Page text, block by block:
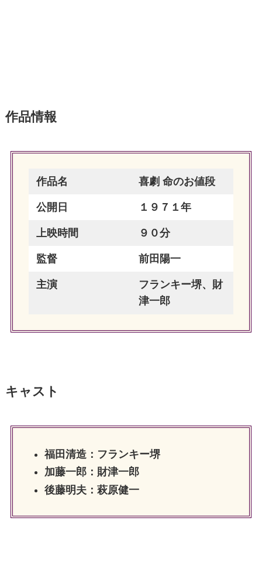
作品情報
作品名 喜劇 命のお値段
公開日 １９７１年
上映時間 ９０分
監督 前田陽一
主演
フランキー堺、財
津一郎
キャスト
福田清造：フランキー堺
加藤一郎：財津一郎
後藤明夫：萩原健一